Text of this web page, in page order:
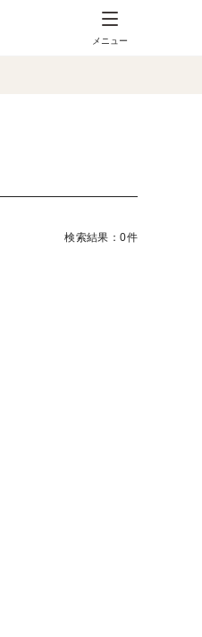
メニュー
検索結果：0件